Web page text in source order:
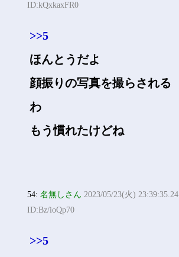
ID:kQxkaxFR0
>>5
ほんとうだよ
顔振りの写真を撮らされる
わ
もう慣れたけどね
54:名無しさん 2023/05/23(火) 23:39:35.24
ID:Bz/ioQp70
>>5